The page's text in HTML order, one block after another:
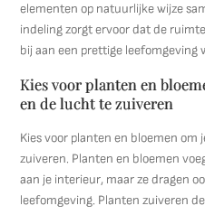
elementen op natuurlijke wijze
indeling zorgt ervoor dat de
bij aan een prettige leefomgeving
Kies voor planten en
en de lucht te zuiveren
Kies voor planten en bloemen
zuiveren. Planten en bloemen
aan je interieur, maar ze dragen
leefomgeving. Planten zuiveren